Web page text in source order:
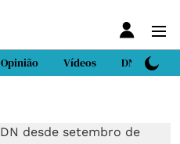
Opinião Vídeos DN Sport